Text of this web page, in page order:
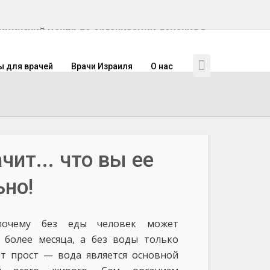
центр по организации лечения в
для врачей Врачи Израиля О нас
что вы ее
без еды человек может
более месяца, а без воды только
прост — вода является основной